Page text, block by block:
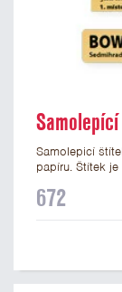
Samolepicí
papíru. Štítek
libovolné logo
výrobu štítku
672